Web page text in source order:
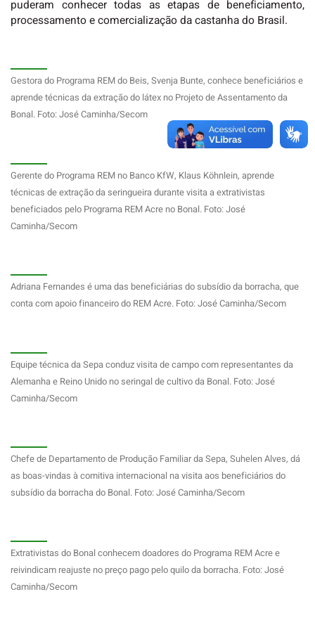
puderam conhecer todas as etapas de beneficiamento,
processamento e comercialização da castanha do Brasil.
Gestora do Programa REM do Beis, Svenja Bunte, conhece beneficiários e
aprende técnicas da extração do látex no Projeto de Assentamento da
Bonal. Foto: José Caminha/Secom
Gerente do Programa REM no Banco KfW, Klaus Köhnlein, aprende
técnicas de extração da seringueira durante visita a extrativistas
beneficiados pelo Programa REM Acre no Bonal. Foto: José
Caminha/Secom
Adriana Fernandes é uma das beneficiárias do subsídio da borracha, que
conta com apoio financeiro do REM Acre. Foto: José Caminha/Secom
Equipe técnica da Sepa conduz visita de campo com representantes da
Alemanha e Reino Unido no seringal de cultivo da Bonal. Foto: José
Caminha/Secom
Chefe de Departamento de Produção Familiar da Sepa, Suhelen Alves, dá
as boas-vindas à comitiva internacional na visita aos beneficiários do
subsídio da borracha do Bonal. Foto: José Caminha/Secom
Extrativistas do Bonal conhecem doadores do Programa REM Acre e
reivindicam reajuste no preço pago pelo quilo da borracha. Foto: José
Caminha/Secom